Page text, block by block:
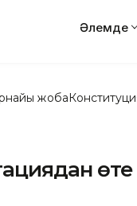
Әлемде
жоба
өте